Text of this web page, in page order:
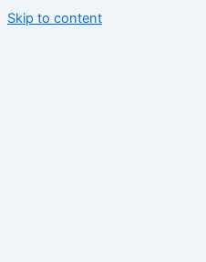
Skip to content